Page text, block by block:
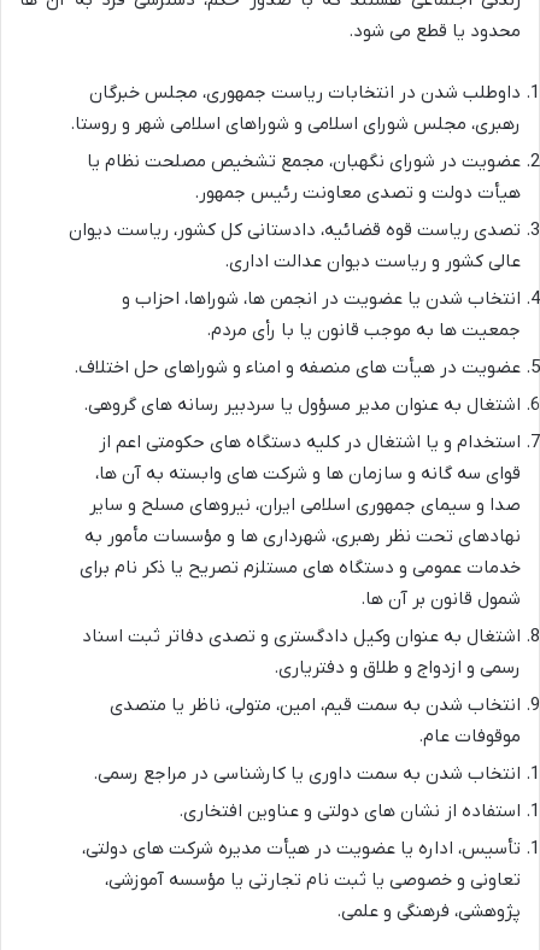
محدود یا قطع می شود.
داوطلب شدن در انتخابات ریاست جمهوری، مجلس خبرگان
رهبری، مجلس شورای اسلامی و شوراهای اسلامی شهر و روستا.
عضویت در شورای نگهبان، مجمع تشخیص مصلحت نظام یا
هیأت دولت و تصدی معاونت رئیس جمهور.
تصدی ریاست قوه قضائیه، دادستانی کل کشور، ریاست دیوان
عالی کشور و ریاست دیوان عدالت اداری.
انتخاب شدن یا عضویت در انجمن ها، شوراها، احزاب و
جمعیت ها به موجب قانون یا با رأی مردم.
عضویت در هیأت های منصفه و امناء و شوراهای حل اختلاف.
اشتغال به عنوان مدیر مسؤول یا سردبیر رسانه های گروهی.
استخدام و یا اشتغال در کلیه دستگاه های حکومتی اعم از
قوای سه گانه و سازمان ها و شرکت های وابسته به آن ها،
صدا و سیمای جمهوری اسلامی ایران، نیروهای مسلح و سایر
نهادهای تحت نظر رهبری، شهرداری ها و مؤسسات مأمور به
خدمات عمومی و دستگاه های مستلزم تصریح یا ذکر نام برای
شمول قانون بر آن ها.
اشتغال به عنوان وکیل دادگستری و تصدی دفاتر ثبت اسناد
رسمی و ازدواج و طلاق و دفتریاری.
انتخاب شدن به سمت قیم، امین، متولی، ناظر یا متصدی
موقوفات عام.
انتخاب شدن به سمت داوری یا کارشناسی در مراجع رسمی.
استفاده از نشان های دولتی و عناوین افتخاری.
تأسیس، اداره یا عضویت در هیأت مدیره شرکت های دولتی،
تعاونی و خصوصی یا ثبت نام تجارتی یا مؤسسه آموزشی،
پژوهشی، فرهنگی و علمی.